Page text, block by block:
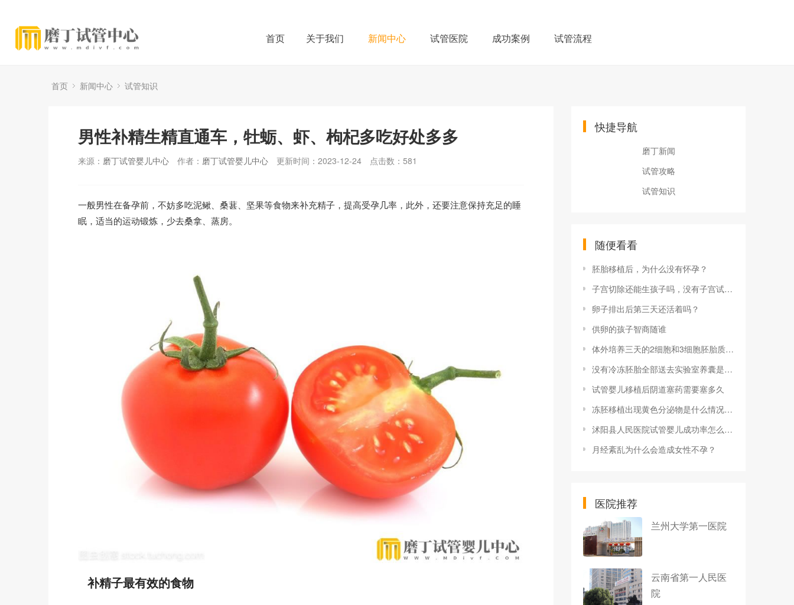
首页 关于我们 新闻中心 试管医院 成功案例 试管流程
首页 新闻中心 试管知识
男性补精生精直通车，牡蛎、虾、枸杞多吃好处多多
来源： 磨丁试管婴儿中心 作者： 磨丁试管婴儿中心 更新时间：2023-12-24 点击数： 581
一般男性在备孕前，不妨多吃泥鳅、桑葚、坚果等食物来补充精子，提高受孕几率，此外，还要注意保持充足的睡
眠，适当的运动锻炼，少去桑拿、蒸房。
补精子最有效的食物
快捷导航
磨丁新闻
试管攻略
试管知识
随便看看
胚胎移植后，为什么没有怀孕？
子宫切除还能生孩子吗，没有子宫试管生子方法步骤详解
卵子排出后第三天还活着吗？
供卵的孩子智商随谁
体外培养三天的2细胞和3细胞胚胎质量是不是都很差？
没有冷冻胚胎全部送去实验室养囊是什么意思
试管婴儿移植后阴道塞药需要塞多久
冻胚移植出现黄色分泌物是什么情况？怎么办？
沭阳县人民医院试管婴儿成功率怎么样？
月经紊乱为什么会造成女性不孕？
医院推荐
兰州大学第一医院
云南省第一人民医
院